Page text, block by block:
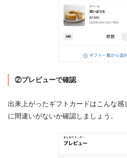
②プレビューで確認
出来上がったギフトカードはこんな
に間違いがないか確認しましょう。